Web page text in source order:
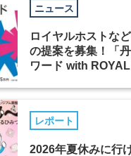
ニュース
ロイヤルホストな
の提案を募集！「
ワード with
レポート
2026年夏休みに行